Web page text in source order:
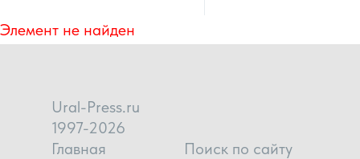
Элемент не найден
Ural-Press.ru
1997-2026
Главная
Поиск по сайту